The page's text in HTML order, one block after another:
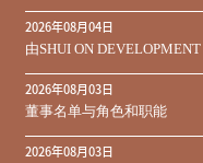
2026年08月04日
由SHUI ON
期之450,000,000美元
同意结果
2026年08月03日
董事名单与角色和职能
2026年08月03日